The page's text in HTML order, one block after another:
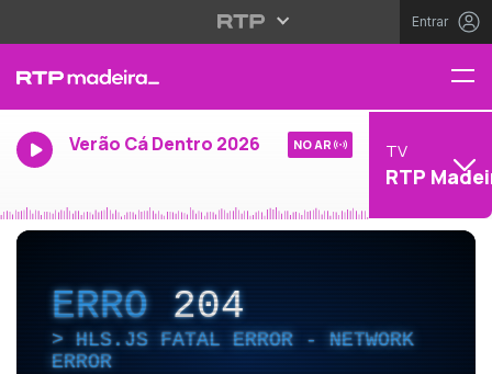
Entrar
Verão Cá Dentro 2026 NO AR TV
RTP
ERRO204
HLS.JS FATAL ERROR - NETWORK
ERROR